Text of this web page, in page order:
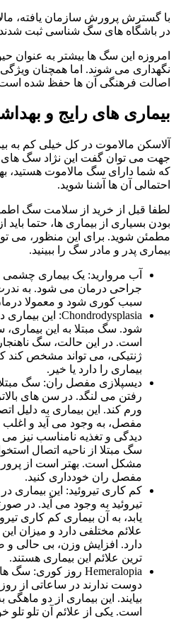
با گسترش پرورش سازمان‌ یافته،
در باشگاه‌ های سگ‌ شناسی ثبت
امروزه این سگ‌ ها بیشتر به‌ عنوان
نگهداری می‌ شوند. اما همچنان
اصالت فرهنگی آن‌ ها حفظ شده
بیماری های رایج و
آلاسکن مالاموت در کل خیلی کم به
جهت می توان گفت این نژاد سگ های
که شما دارای سگ مالاموت هستید،
احتمالی آن ها آشنا شوید.
لطفا قبل از خرید از سلامت سگ
بودن بسیاری از بیماری ها، حتما
مطمئن شوید. برای این منظور، می
بیماری پدر و مادر سگ را ببینید.
آب مروارید: یک بیماری
جراحی درمان می شود. به
سبب کوری شود و معمولا
Chondrodysplasia: این بیماری
شود. سگ مبتلا به این بیماری،
است. در این حالت، سگ
ژنتیکی، می تواند مشخص کند
بیماری را دارد یا خیر.
دیسپلازی مفصل ران: سگ مبتلا
رفتن می لنگد. در سن های
ورم کند. این بیماری به دلیل
مفصل، به وجود می آید و اغلب
دیدگی و تغذیه نامناسب نیز می
سگ مبتلا از ناحیه اتصال
مشکل است. بهتر است از
مفصل ران خودداری کنید.
کم کاری تیروئید: این بیماری
تیروئید به وجود می آید. در
یابد، به آن بیماری کم کاری
علائم مختلفی دارد و میزان
دارد. افزایش وزن، بی حالی
ترین علائم این بیماری هستند.
Hemeralopia روز کوری: سگ های
دوست ندارند در ساعاتی از
بیایند. این بیماری از دو
است. یکی از علائم آن تلو